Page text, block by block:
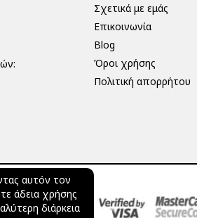
αυτόν τον
άδεια χρήσης
διάρκεια
Σχετικά με εμάς
Επικοινωνία
Blog
Όροι χρήσης
Πολιτική απορρήτου